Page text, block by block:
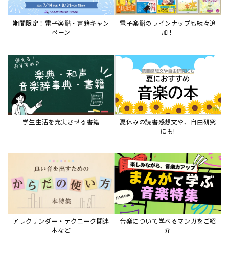
期間限定！電子楽譜・書籍キャン
ペーン
電子楽譜のラインナップも続々追
加！
学生生活を充実させる書籍
夏休みの読書感想文や、自由研究
にも!
アレクサンダー・テクニーク関連
本など
音楽について学べるマンガをご紹
介